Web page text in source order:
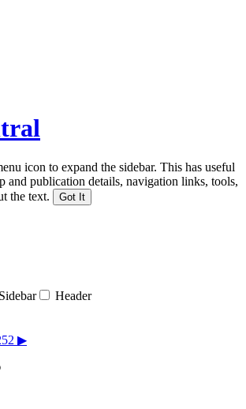
icon to expand the sidebar. This has useful
and publication details, navigation links, tools,
the text.
Got It
Sidebar
Header
▶